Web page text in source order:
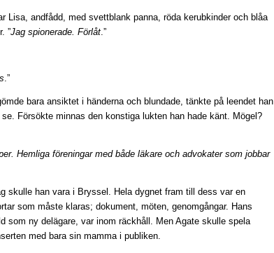
Lisa, andfådd, med svettblank panna, röda kerubkinder och blåa
”Jag spionerade. Förlåt.”
.”
bara ansiktet i händerna och blundade, tänkte på leendet han
Försökte minnas den konstiga lukten han hade känt. Mögel?
Hemliga föreningar med både läkare och advokater som jobbar
skulle han vara i Bryssel. Hela dygnet fram till dess var en
som måste klaras; dokument, möten, genomgångar. Hans
som ny delägare, var inom räckhåll. Men Agate skulle spela
med bara sin mamma i publiken.